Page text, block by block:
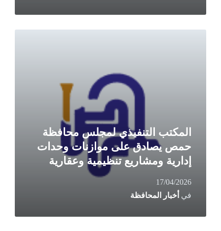
المكتب التنفيذي لمجلس محافظة
حمص يصادق على موازنات وحدات
إدارية ومشاريع تنظيمية وعقارية
17/04/2026
في أخبار المحافظة